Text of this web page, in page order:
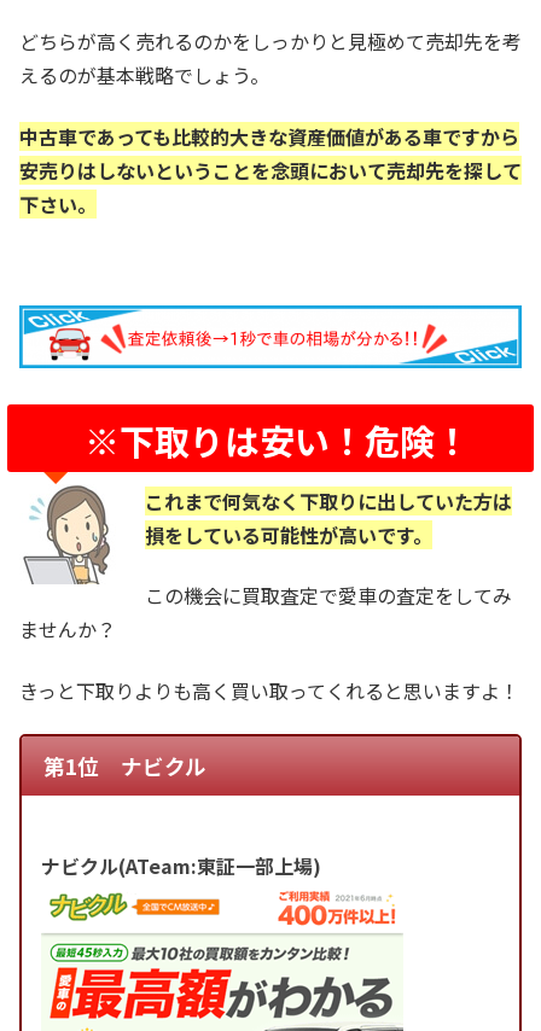
どちらが高く売れるのかをしっかりと見極めて売却先を考
えるのが基本戦略でしょう。
中古車であっても比較的大きな資産価値がある車ですから
安売りはしないということを念頭において売却先を探して
下さい。
※下取りは安い！危険！
これまで何気なく下取りに出していた方は
損をしている可能性が高いです。
この機会に買取査定で愛車の査定をしてみ
ませんか？
きっと下取りよりも高く買い取ってくれると思いますよ！
第1位 ナビクル
ナビクル(ATeam:東証一部上場)